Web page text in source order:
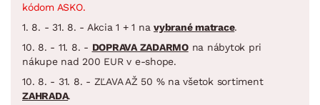
kódom ASKO.
1. 8. - 31. 8. - Akcia 1 + 1 na vybrané matrace.
10. 8. - 11. 8. - DOPRAVA ZADARMOna nábytok pri
nákupe nad 200 EUR v e-shope.
10. 8. - 31. 8. - ZĽAVA AŽ 50 % na všetok sortiment
ZAHRADA.